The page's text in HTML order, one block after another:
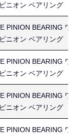
ニオン ベアリング
PINION BEARING
ニオン ベアリング
PINION BEARING
ニオン ベアリング
PINION BEARING
ニオン ベアリング
PINION BEARING